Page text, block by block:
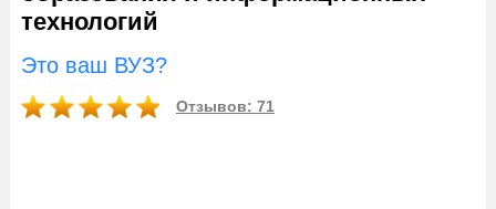
технологий
Это ваш ВУЗ?
Отзывов: 71